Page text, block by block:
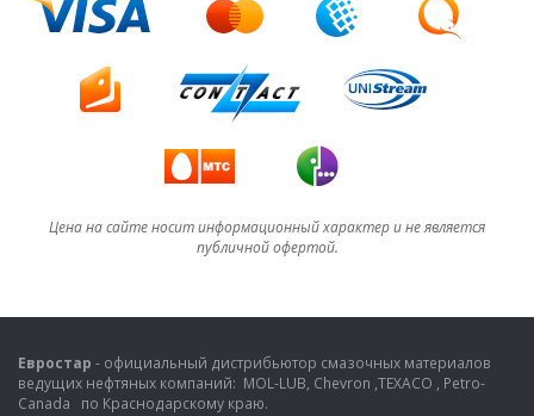
Цена на сайте носит информационный характер и не является
публичной офертой.
Евростар - официальный дистрибьютор смазочных материалов
ведущих нефтяных компаний: MOL-LUB, Chevron ,TEXACO , Petro-
Canada по Краснодарскому краю.